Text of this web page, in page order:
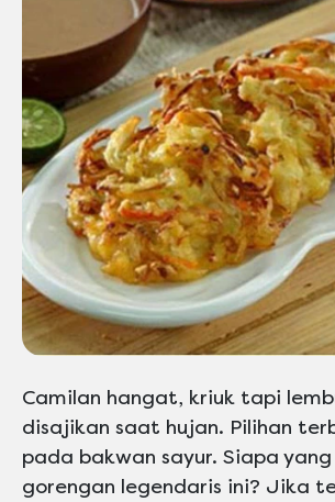
Camilan hangat, kriuk tapi
disajikan saat hujan. Pilihan
pada bakwan sayur. Siapa
gorengan legendaris ini? Jika